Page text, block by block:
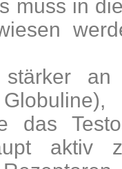
muss in
stärker
das
aktiv